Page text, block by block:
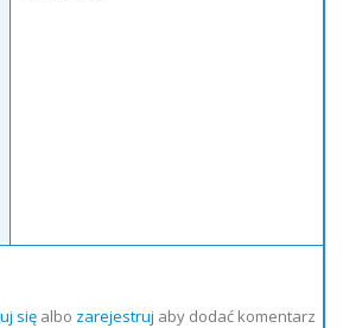
sięalbo zarejestruj aby dodać komentarz